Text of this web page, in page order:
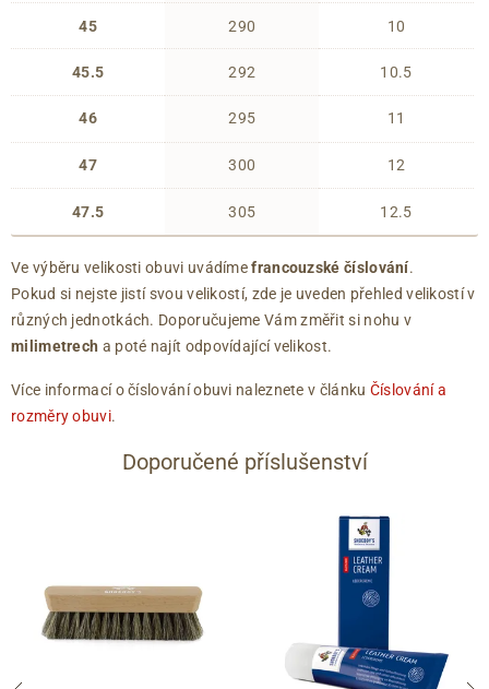
45
45.5
46
47
47.5
290
292
295
300
305
10
10.5
11
12
12.5
Ve výběru velikosti obuvi uvádímefrancouzské číslování.
Pokud si nejste jistí svou velikostí, zde je uveden přehled velikostí v
různých jednotkách. Doporučujeme Vám změřit si nohu v
milimetrech a poté najít odpovídající velikost.
Více informací o číslování obuvi naleznete v článku Číslování a
rozměry obuvi.
Doporučené příslušenství